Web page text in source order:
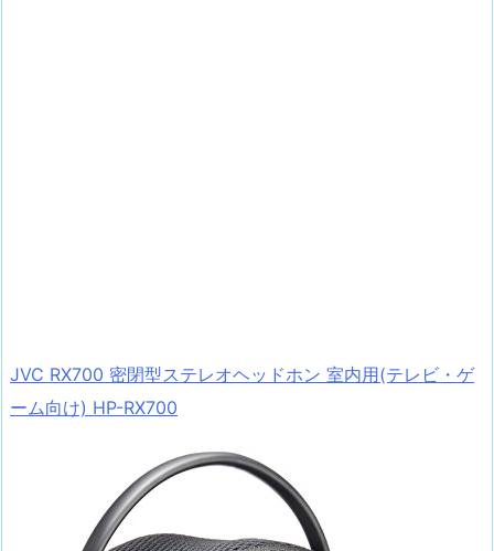
JVC RX700 密閉型ステレオヘッドホン 室内用(テレビ・ゲ
ーム向け) HP-RX700